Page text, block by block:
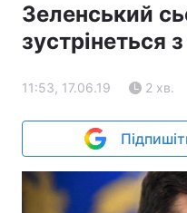
Зеленський
зустрінеться
11:53, 17.06.19 2 хв.